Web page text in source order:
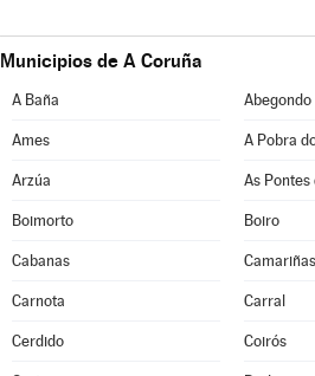
Municipios de A Coruña
A Baña Abegondo
Ames A Pobra
Arzúa As Pontes
Boimorto Boiro
Cabanas Camariñas
Carnota Carral
Cerdido Coirós